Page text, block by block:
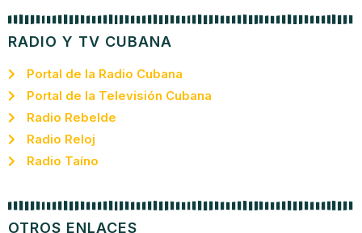
RADIO Y TV CUBANA
Portal de la Radio Cubana
Portal de la Televisión Cubana
Radio Rebelde
Radio Reloj
Radio Taíno
OTROS ENLACES